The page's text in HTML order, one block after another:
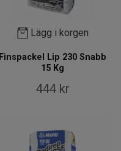
Lägg i korgen
Finspackel Lip 230 Snabb
15 Kg
444 kr